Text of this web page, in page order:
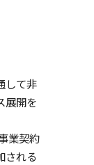
して非
展開を
業契約
される